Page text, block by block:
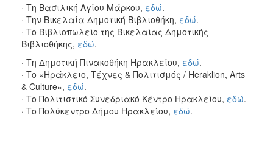
· Τη Βασιλική Αγίου Μάρκου, εδώ.
· Την Βικελαία Δημοτική Βιβλιοθήκη, εδώ.
· Το Βιβλιοπωλείο της Βικελαίας Δημοτικής
Βιβλιοθήκης, εδώ.
· Τη Δημοτική Πινακοθήκη Ηρακλείου, εδώ.
· Το «Ηράκλειο, Τέχνες & Πολιτισμός / Heraklion, Arts
& Culture», εδώ.
· Το Πολιτιστικό Συνεδριακό Κέντρο Ηρακλείου, εδώ.
· Το Πολύκεντρο Δήμου Ηρακλείου, εδώ.